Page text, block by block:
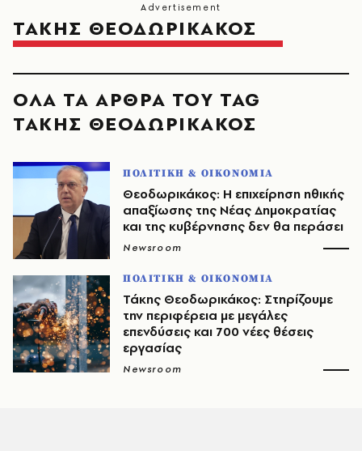
ΤΑΚΗΣ ΘΕΟΔΩΡΙΚΑΚΟΣ
ΟΛΑ ΤΑ ΑΡΘΡΑ ΤΟΥ TAG
ΤΑΚΗΣ ΘΕΟΔΩΡΙΚΑΚΟΣ
ΠΟΛΙΤΙΚΗ & ΟΙΚΟΝΟΜΙΑ
Θεοδωρικάκος: Η επιχείρηση ηθικής
απαξίωσης της Νέας Δημοκρατίας
και της κυβέρνησης δεν θα περάσει
Newsroom
ΠΟΛΙΤΙΚΗ & ΟΙΚΟΝΟΜΙΑ
Τάκης Θεοδωρικάκος: Στηρίζουμε
την περιφέρεια με μεγάλες
επενδύσεις και 700 νέες θέσεις
εργασίας
Newsroom